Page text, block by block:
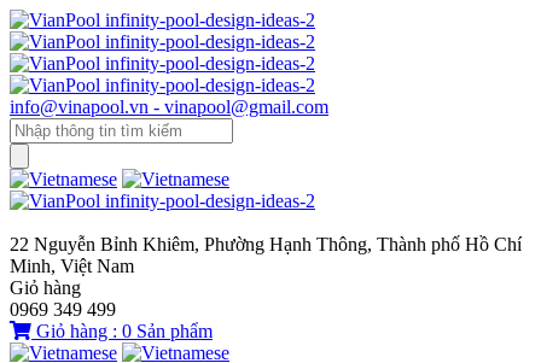
info@vinapool.vn - vinapool@gmail.com
22 Nguyễn Bỉnh Khiêm, Phường Hạnh Thông, Thành phố Hồ Chí
Minh, Việt Nam
Giỏ hàng
0969 349 499
Giỏ hàng : 0 Sản phẩm